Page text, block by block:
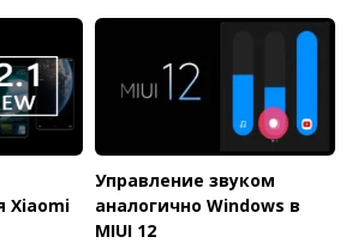
Xiaomi
Управление звуком
аналогично Windows в
MIUI 12